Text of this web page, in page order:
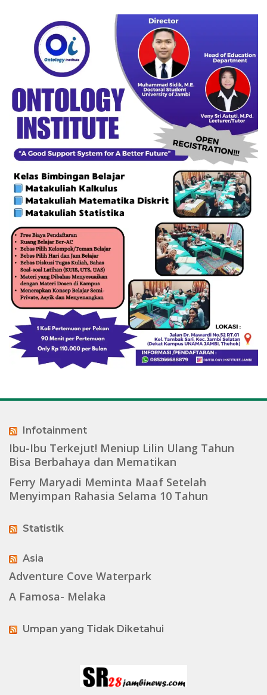
Infotainment
Ibu-Ibu Terkejut! Meniup Lilin Ulang Tahun
Bisa Berbahaya dan Mematikan
Ferry Maryadi Meminta Maaf Setelah
Menyimpan Rahasia Selama 10 Tahun
Statistik
Asia
Adventure Cove Waterpark
A Famosa- Melaka
Umpan yang Tidak Diketahui